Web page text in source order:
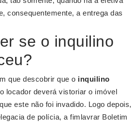
consequentemente, a entrega das
se o inquilino
que descobrir que o inquilino
locador deverá vistoriar o imóvel
este não foi invadido. Logo depois,
de polícia, a fimlavrar Boletim